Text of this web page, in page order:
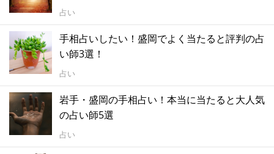
占い
手相占いしたい！盛岡でよく当たると評判の占
い師3選！
占い
岩手・盛岡の手相占い！本当に当たると大人気
の占い師5選
占い